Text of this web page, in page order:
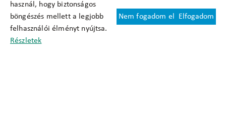
használ, hogy biztonságos
böngészés mellett a legjobb
felhasználói élményt nyújtsa.
Részletek
Nem fogadom el Elfogadom
Felhasználási feltételek